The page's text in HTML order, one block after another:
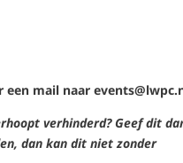
een mail naar
verhinderd? Geef dit
dan kan dit niet zonder